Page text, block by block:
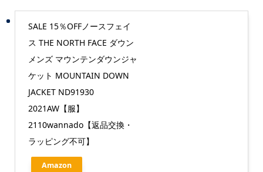
SALE 15％OFFノースフェイ
ス THE NORTH FACE ダウン
メンズ マウンテンダウンジャ
ケット MOUNTAIN DOWN
JACKET ND91930
2021AW【服】
2110wannado【返品交換・
ラッピング不可】
Amazon